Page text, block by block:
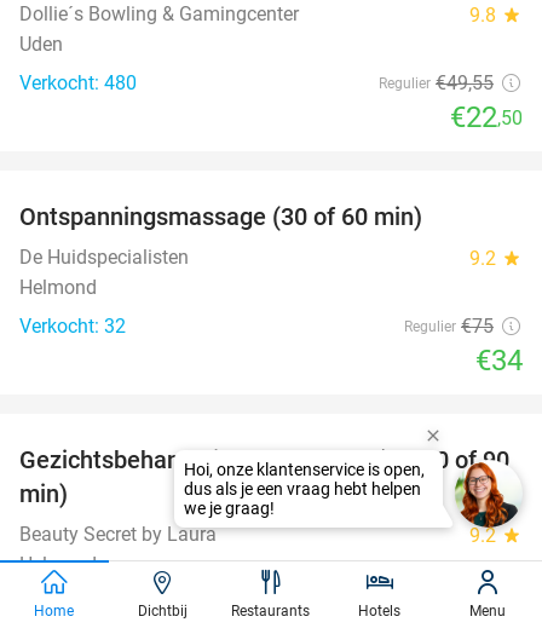
Dollie´s Bowling & Gamingcenter 9.8 star
Uden
Verkocht: 480
Regulier €49,55
€22,50
Ontspanningsmassage (30 of 60 min)
De Huidspecialisten 9.2 star
Helmond
Verkocht: 32
Regulier €75
€34
42%
Gezichtsbehandeling naar keuze (30, 60 of 90
min)
Beauty Secret by Laura 9.2star
Helmond
Verkocht: 21
Regulier ,95
Home Dichtbij Restaurants Hotels Menu